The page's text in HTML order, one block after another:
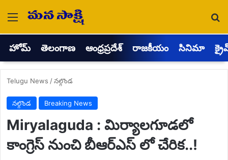
Menu
హోమ్ తెలంగాణ ఆంధ్రప్రదేశ్ రాజకీయం సినిమా
Telugu News /నల్గొండ
నల్గొండ Breaking News
Miryalaguda : మిర్యాలగూడలో
కాంగ్రెస్ నుంచి బీఆర్ఎస్ లో చేరిక..!